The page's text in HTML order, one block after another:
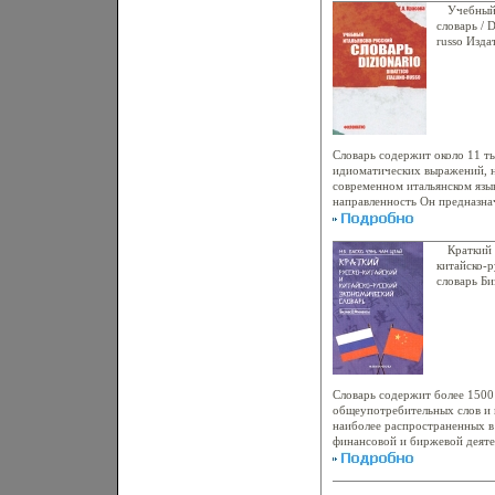
информации Подробные
отыскать необходимый
пособие для изучающих
Очень удобно для
стиль и привлекательное
полному пониманию всех
Учебный
словарь /
russo
Словарь содержит около 11
идиоматических выражений,
современном итальянском
направленность Он
итаьадкальянский язык, но
словарь будет полезен
путешествия по Италии, а
носителями итальянского
Красова.
Краткий
китайско-
словарь
Словарь содержит более
общеупотребительных слов и
наиболее распространенных
финансовой и биржевой
киаьаоытайских и